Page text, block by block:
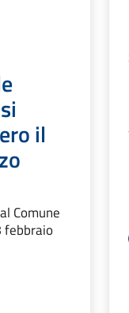
il
Comune
febbraio